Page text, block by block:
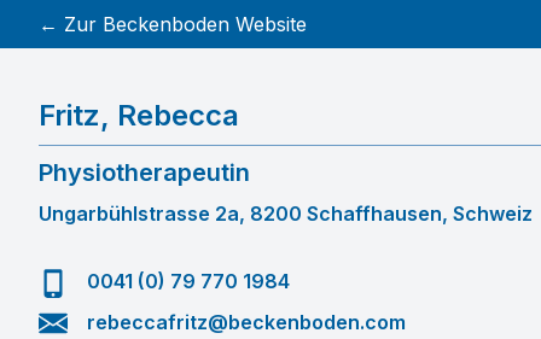
← Zur Beckenboden Website
Fritz, Rebecca
Physiotherapeutin
Ungarbühlstrasse 2a, 8200 Schaffhausen, Schweiz
0041 (0) 79 770 1984
rebeccafritz@beckenboden.com